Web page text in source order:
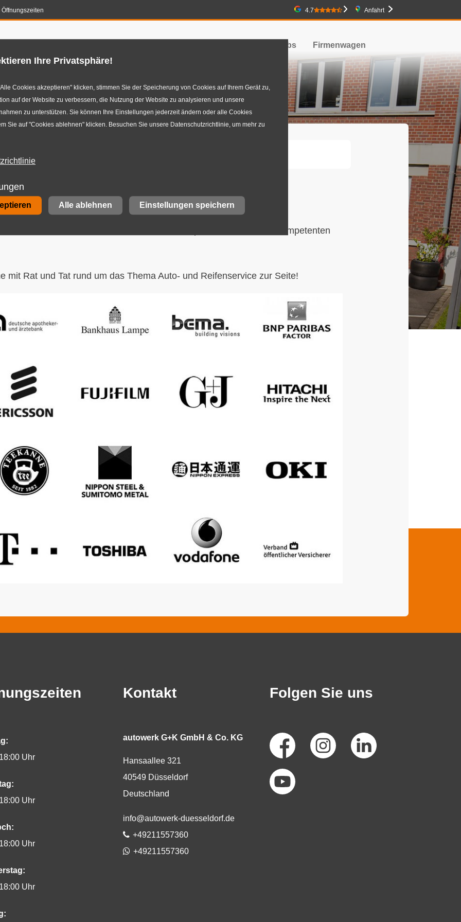
Ihre Privatsphäre!
Cookies akzeptieren" klicken, stimmen Sie der Speicherung von Cookies auf Ihrem Gerät zu,
auf der Website zu verbessern, die Nutzung der Website zu analysieren und unsere
zu unterstützen. Sie können Ihre Einstellungen jederzeit ändern oder alle Cookies
Sie auf "Cookies ablehnen" klicken. Besuchen Sie unsere Datenschutzrichtlinie, um mehr zu
Alle ablehnen Einstellungen speichern
Öffnungszeiten 4.7 Google-Bewertung
Anfahrt
Jobs Firmenwagen
Branchen schätzen bereits unseren professionellen und kompetenten
mit Rat und Tat rund um das Thema Auto- und Reifenservice zur Seite!
Uhr
Uhr
Uhr
Uhr
Kontakt
autowerk G+K GmbH & Co. KG
Hansaallee 321
40549 Düsseldorf
Deutschland
E-Mail:
info@autowerk-duesseldorf.de
Telefon:
+49211557360
WhatsApp
+49211557360
Folgen Sie uns
Social
Media